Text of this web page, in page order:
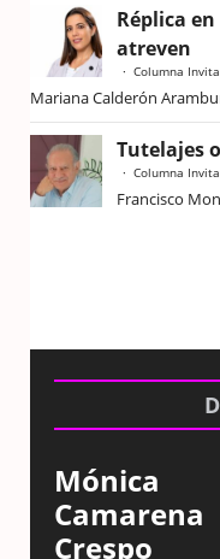
Réplica
atreven
Columna
Mariana Calderón
Tutelajes
Columna
Francisco
Mónica
Camarena
Crespo